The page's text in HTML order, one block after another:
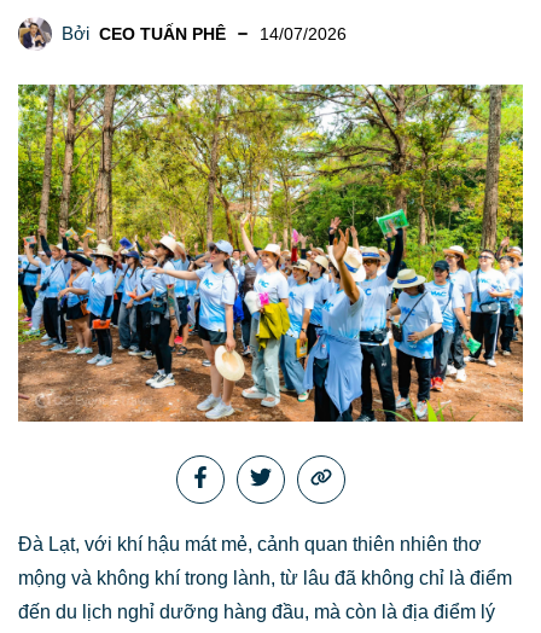
Bởi CEO TUẤN PHÊ 14/07/2026
Đà Lạt, với khí hậu mát mẻ, cảnh quan thiên nhiên thơ
mộng và không khí trong lành, từ lâu đã không chỉ là điểm
đến du lịch nghỉ dưỡng hàng đầu, mà còn là địa điểm lý